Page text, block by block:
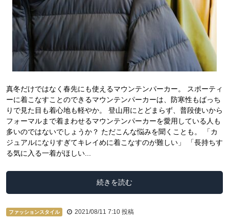
真冬だけではなく春先にも使えるマウンテンパーカー。 スポーティ
ーに着こなすことのできるマウンテンパーカーは、防寒性もばっち
りで見た目も着心地も軽やか。 登山用にとどまらず、普段使いから
フォーマルまで着まわせるマウンテンパーカーを愛用している人も
多いのではないでしょうか？ ただこんな悩みを聞くことも。 「カ
ジュアルになりすぎてキレイめに着こなすのが難しい」 「長持ちす
る気に入る一着がほしい...
続きを読む
ファッションスタイル 2021/08/11 7:10 投稿